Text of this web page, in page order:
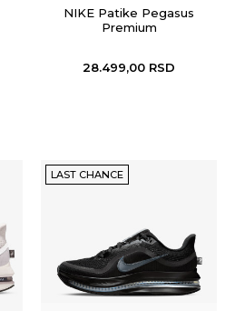
NIKE Patike Pegasus
Premium
28.499,00 RSD
LAST CHANCE